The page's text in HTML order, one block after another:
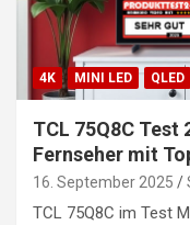
4K MINI LED QLED
TCL 75Q8C Test
Fernseher mit
16. September 2025
TCL 75Q8C im Test